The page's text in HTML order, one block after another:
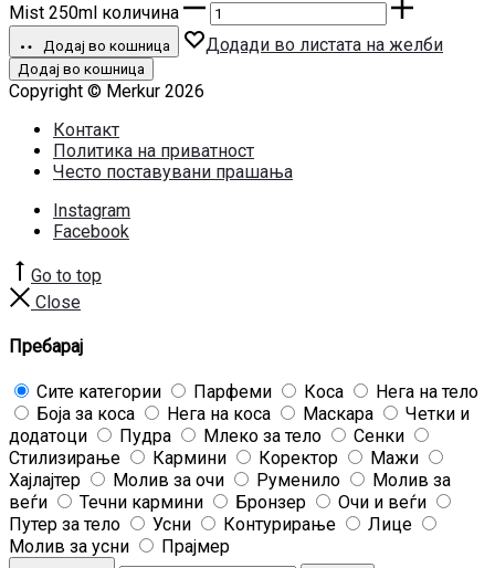
Mist 250ml количина
Додај во кошница Додади во листата на желби
Додај во кошница
Copyright © Merkur 2026
Контакт
Политика на приватност
Често поставувани прашања
Instagram
Facebook
Go to top
Close
Пребарај
Сите категории Парфеми Коса
Нега на тело
Боја за коса
Нега на коса Маскара
Четки и
додатоци
Пудра Млеко за тело
Сенки
Стилизирање
Кармини Коректор
Мажи
Хајлајтер
Молив за очи Руменило
Молив за
веѓи
Течни кармини Бронзер
Очи и веѓи
Путер за тело
Усни Контурирање
Лице
Молив за усни
Прајмер